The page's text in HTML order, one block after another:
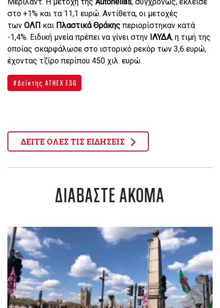
στο +1% και τα 11,1 ευρώ. Αντίθετα, οι μετοχές
των ΟΛΠ και Πλαστικά Θράκης περιορίστηκαν κατά
-1,4%. Ειδική μνεία πρέπει να γίνει στην ΙΛΥΔΑ, η τιμή της
οποίας σκαρφάλωσε στο ιστορικό ρεκόρ των 3,6 ευρώ,
έχοντας τζίρο περίπου 450 χιλ. ευρώ.
Δείκτης ATHEX ESG
ΔΕΙΤΕ ΟΛΕΣ ΤΙΣ ΕΙΔΗΣΕΙΣ
ΔΙΑΒΑΣΤΕ ΑΚΟΜΑ